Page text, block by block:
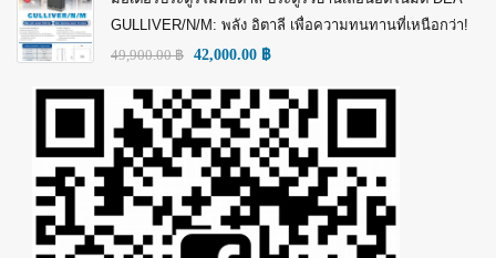
GULLIVER/N/M: พลัง อิตาลี เพื่อความทนทานที่เหนือกว่า!
49,900.00฿ 42,000.00 ฿